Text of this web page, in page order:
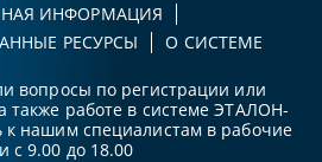
ИНФОРМАЦИЯ
РЕСУРСЫ
О СИСТЕМЕ
вопросы по регистрации или
также работе в системе ЭТАЛОН-
к нашим специалистам в рабочие
с 9.00 до 18.00